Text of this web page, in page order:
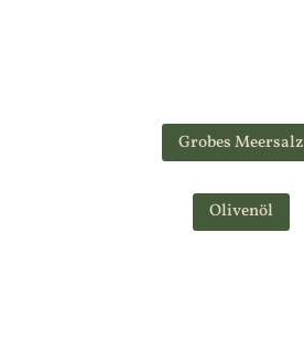
Grobes Meersalz
Olivenöl